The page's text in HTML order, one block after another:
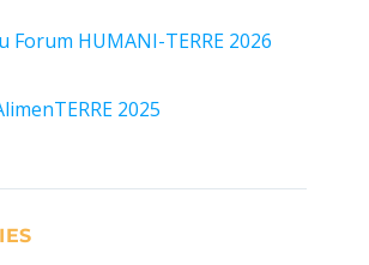
Forum HUMANI-TERRE 2026
2025